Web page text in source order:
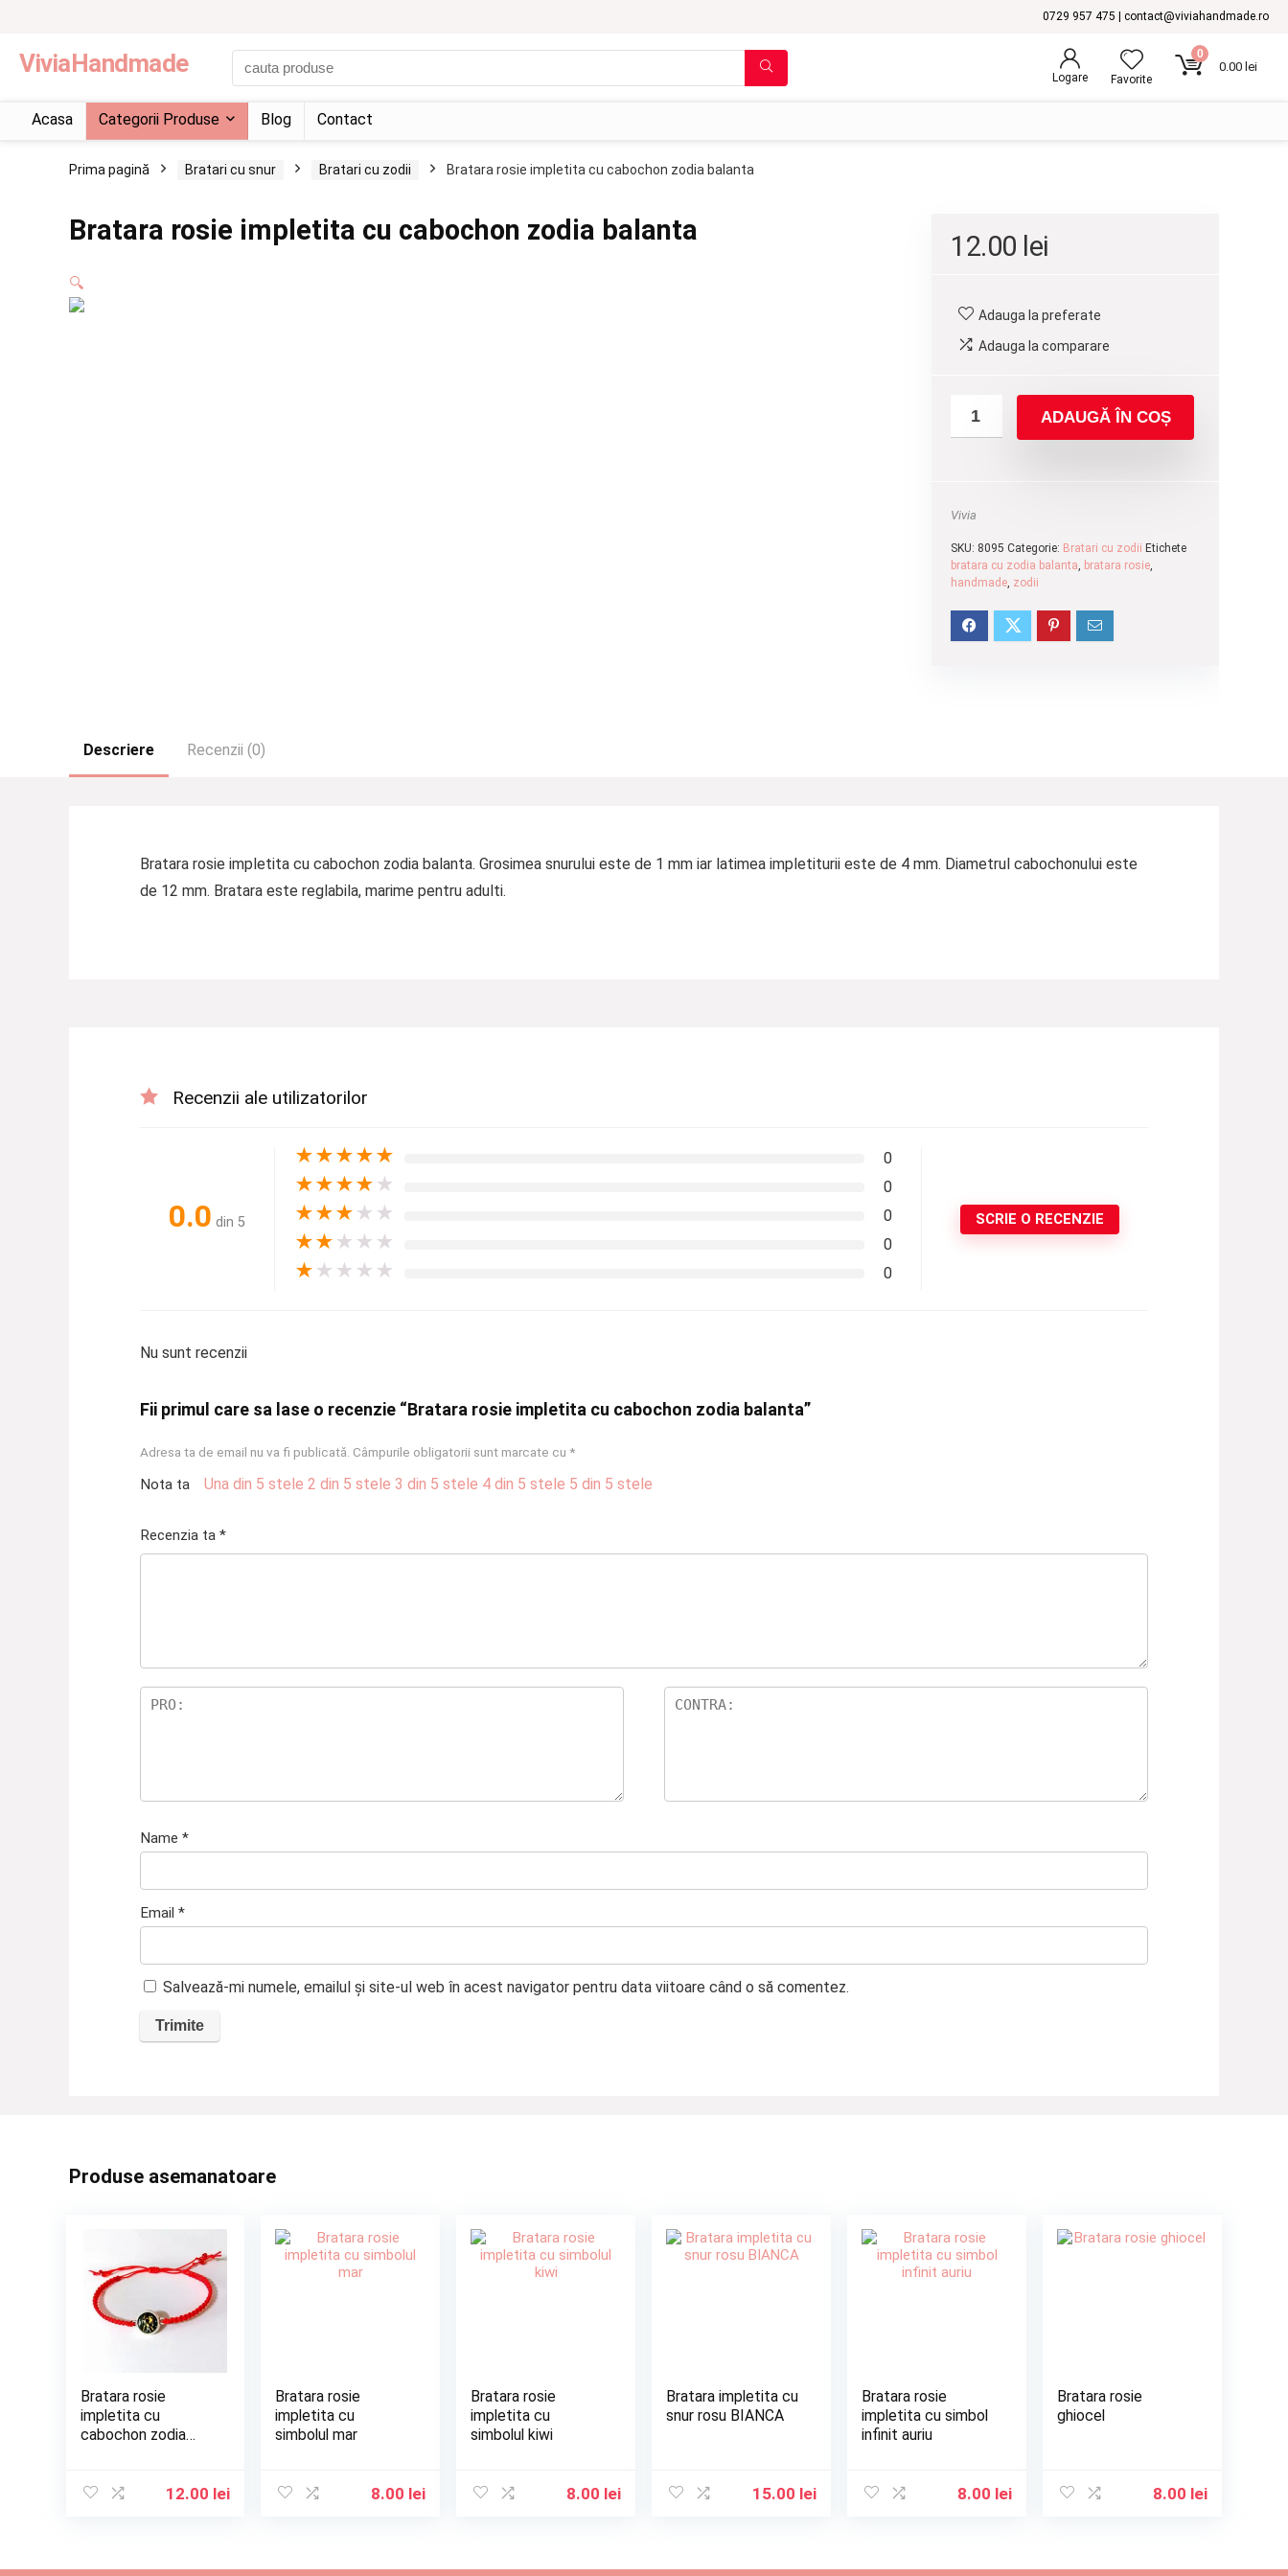
0729 957 475 | contact@viviahandmade.ro
ViviaHandmade
Logare Favorite
0
0.00 lei
Acasa Categorii Produse Blog Contact
Prima pagină Bratari cu snur Bratari cu zodii Bratara rosie impletita cu cabochon zodia balanta
Bratara rosie impletita cu cabochon zodia balanta
🔍
12.00 lei
Adauga la preferate
Adauga la comparare
ADAUGĂ ÎN COȘ
Vivia
SKU: 8095 Categorie: Bratari cu zodii Etichete
bratara cu zodia balanta, bratara rosie,
handmade, zodii
Descriere Recenzii (0)
Bratara rosie impletita cu cabochon zodia balanta. Grosimea snurului este de 1 mm iar latimea impletiturii este de 4 mm. Diametrul cabochonului este
de 12 mm. Bratara este reglabila, marime pentru adulti.
Recenzii ale utilizatorilor
0.0 din 5
★★★★★ 0
★★★★ ★ 0
★★★ ★ ★ 0
★★ ★ ★ ★ 0
★ ★ ★ ★ ★ 0
SCRIE O RECENZIE
Nu sunt recenzii
Fii primul care sa lase o recenzie “Bratara rosie impletita cu cabochon zodia balanta”
Adresa ta de email nu va fi publicată. Câmpurile obligatorii sunt marcate cu *
Nota ta Una din 5 stele 2 din 5 stele 3 din 5 stele 4 din 5 stele 5 din 5 stele
Recenzia ta *
Name *
Email *
Salvează-mi numele, emailul și site-ul web în acest navigator pentru data viitoare când o să comentez.
Produse asemanatoare
Bratara rosie
impletita cu
cabochon zodia
12.00 lei
Bratara rosie
impletita cu
simbolul mar
8.00 lei
Bratara rosie
impletita cu
simbolul kiwi
8.00 lei
Bratara impletita cu
snur rosu BIANCA
15.00 lei
Bratara rosie
impletita cu simbol
infinit auriu
8.00 lei
Bratara rosie
ghiocel
8.00 lei